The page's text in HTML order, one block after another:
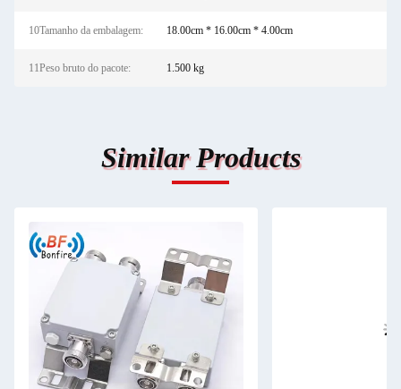
10Tamanho da embalagem: 18.00cm * 16.00cm * 4.00cm
11Peso bruto do pacote: 1.500 kg
Similar Products